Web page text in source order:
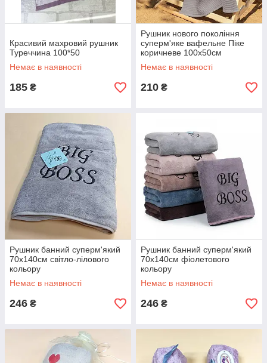
Красивий махровий рушник
Туреччина 100*50
Немає в наявності
185 ₴
Рушник нового покоління
суперм'яке вафельне Піке
коричневе 100х50см
Немає в наявності
210 ₴
Рушник банний суперм'який
70х140см світло-лілового
кольору
Немає в наявності
246 ₴
Рушник банний суперм'який
70х140см фіолетового
кольору
Немає в наявності
246 ₴